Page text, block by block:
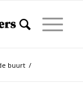
buurt /